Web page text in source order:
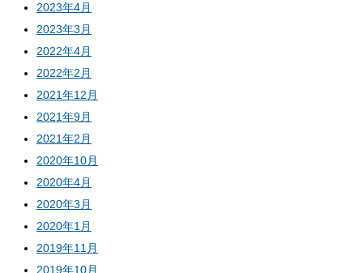
2023年4月
2023年3月
2022年4月
2022年2月
2021年12月
2021年9月
2021年2月
2020年10月
2020年4月
2020年3月
2020年1月
2019年11月
2019年10月